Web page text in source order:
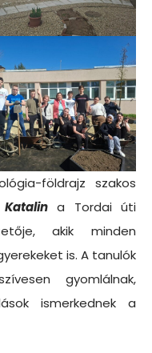
földrajz szakos
Katalin a Tordai úti
akik minden
is. A tanulók
gyomlálnak,
ismerkednek a